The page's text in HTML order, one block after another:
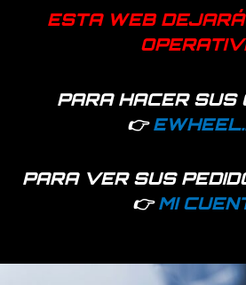
NIU
Productos relacionados
ESTA WEB
PARA HACER SUS
👉
PARA VER SUS
👉MI